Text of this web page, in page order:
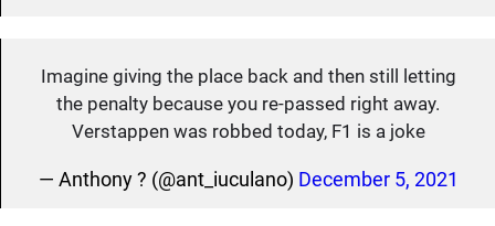
Imagine giving the place back and then still letting
the penalty because you re-passed right away.
Verstappen was robbed today, F1 is a joke
— Anthony ? (@ant_iuculano) December 5, 2021